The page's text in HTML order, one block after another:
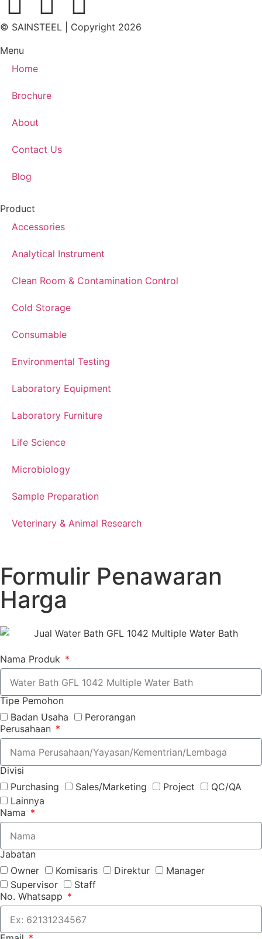
© SAINSTEEL | Copyright 2026
Menu
Home
Brochure
About
Contact Us
Blog
Product
Accessories
Analytical Instrument
Clean Room & Contamination Control
Cold Storage
Consumable
Environmental Testing
Laboratory Equipment
Laboratory Furniture
Life Science
Microbiology
Sample Preparation
Veterinary & Animal Research
Formulir Penawaran
Harga
Nama Produk
Tipe Pemohon
Badan Usaha
Perorangan
Perusahaan
Divisi
Purchasing
Sales/Marketing Project
QC/QA
Lainnya
Nama
Jabatan
Owner
Komisaris Direktur
Manager
Supervisor
Staff
No. Whatsapp